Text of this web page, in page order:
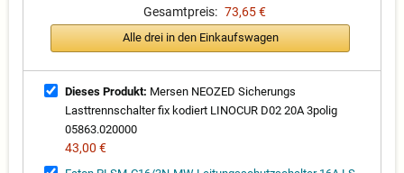
Gesamtpreis: 73,65 €
Alle drei in den Einkaufswagen
Dieses Produkt: Mersen NEOZED Sicherungs
Lasttrennschalter fix kodiert LINOCUR D02 20A 3polig
05863.020000
43,00 €